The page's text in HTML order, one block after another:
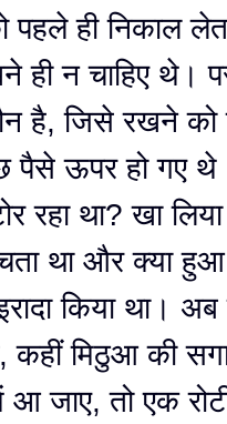
पहले ही निकाल
ही न चाहिए थे।
है, जिसे रखने को
पैसे ऊपर हो गए
रहा था? खा
था और क्या
इरादा किया था।
कहीं मिठुआ की
जाए, तो एक